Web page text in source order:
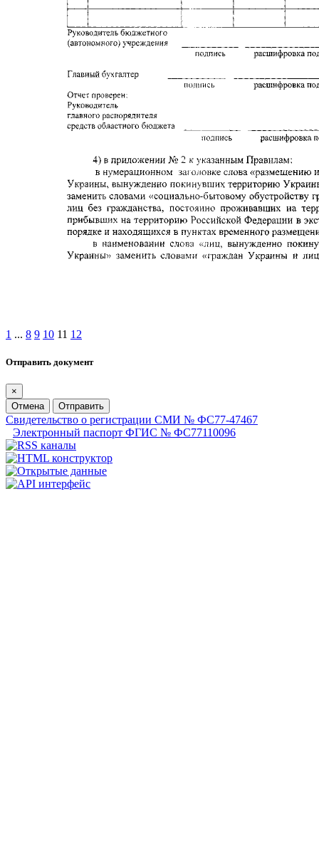
1 ... 8 9 10 11 12
Отправить документ
×
Отмена
Отправить
Свидетельство о регистрации СМИ № ФС77-47467
Электронный паспорт ФГИС № ФС77110096